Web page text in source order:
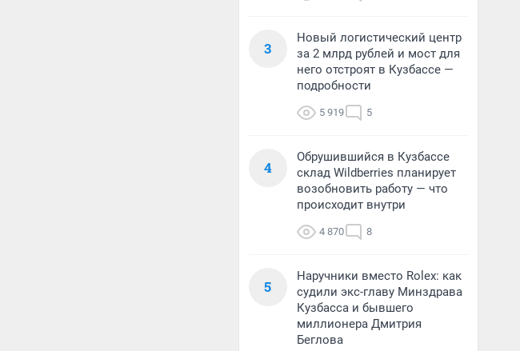
3
Новый логистический центр
за 2 млрд рублей и мост для
него отстроят в Кузбассе —
подробности
5 919 5
4
Обрушившийся в Кузбассе
склад Wildberries планирует
возобновить работу — что
происходит внутри
4 870 8
5
Наручники вместо Rolex: как
судили экс-главу Минздрава
Кузбасса и бывшего
миллионера Дмитрия
Беглова